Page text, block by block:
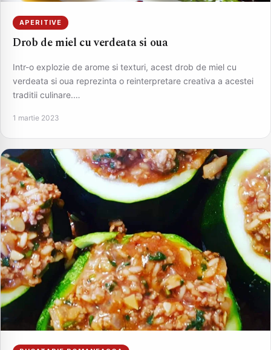
APERITIVE
Drob de miel cu verdeata si oua
Intr-o explozie de arome si texturi, acest drob de miel cu
verdeata si oua reprezinta o reinterpretare creativa a acestei
traditii culinare.…
1 martie 2023